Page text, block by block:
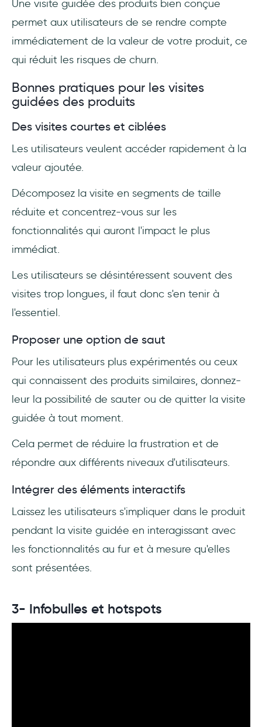
Une visite guidée des produits bien conçue
permet aux utilisateurs de se rendre compte
immédiatement de la valeur de votre produit, ce
qui réduit les risques de churn.
Bonnes pratiques pour les visites
guidées des produits
Des visites courtes et ciblées
Les utilisateurs veulent accéder rapidement à la
valeur ajoutée.
Décomposez la visite en segments de taille
réduite et concentrez-vous sur les
fonctionnalités qui auront l'impact le plus
immédiat.
Les utilisateurs se désintéressent souvent des
visites trop longues, il faut donc s'en tenir à
l'essentiel.
Proposer une option de saut
Pour les utilisateurs plus expérimentés ou ceux
qui connaissent des produits similaires, donnez-
leur la possibilité de sauter ou de quitter la visite
guidée à tout moment.
Cela permet de réduire la frustration et de
répondre aux différents niveaux d'utilisateurs.
Intégrer des éléments interactifs
Laissez les utilisateurs s'impliquer dans le produit
pendant la visite guidée en interagissant avec
les fonctionnalités au fur et à mesure qu'elles
sont présentées.
3- Infobulles et hotspots